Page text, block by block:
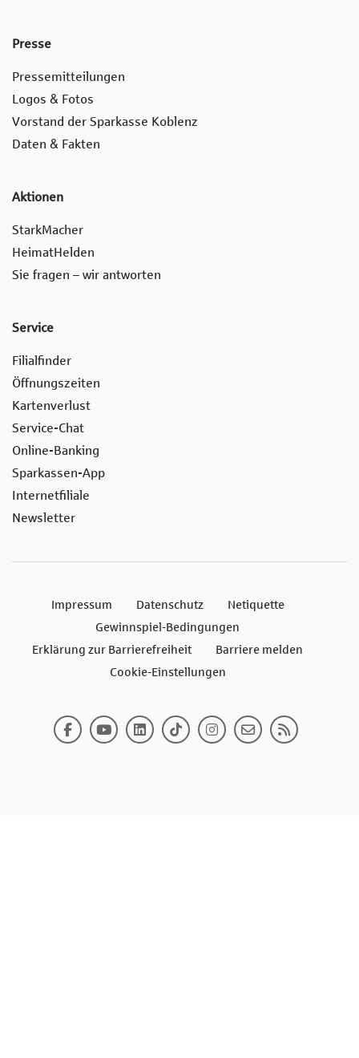
Presse
Pressemitteilungen
Logos & Fotos
Vorstand der Sparkasse Koblenz
Daten & Fakten
Aktionen
StarkMacher
HeimatHelden
Sie fragen – wir antworten
Service
Filialfinder
Öffnungszeiten
Kartenverlust
Service-Chat
Online-Banking
Sparkassen-App
Internetfiliale
Newsletter
Impressum Datenschutz
Netiquette
Gewinnspiel-Bedingungen
Erklärung zur Barrierefreiheit
Barriere melden
Cookie-Einstellungen